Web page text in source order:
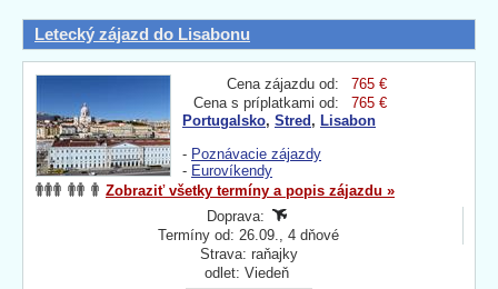
Letecký zájazd do Lisabonu
Cena zájazdu od:
765 €
Cena s príplatkami od:
765 €
Portugalsko, Stred , Lisabon
- Poznávacie zájazdy
- Eurovíkendy
Zobraziť všetky termíny a popis zájazdu »
Doprava:
Termíny od: 26.09., 4 dňové
Strava: raňajky
odlet: Viedeň